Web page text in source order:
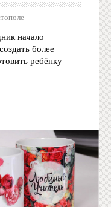
начало
более
ребёнку